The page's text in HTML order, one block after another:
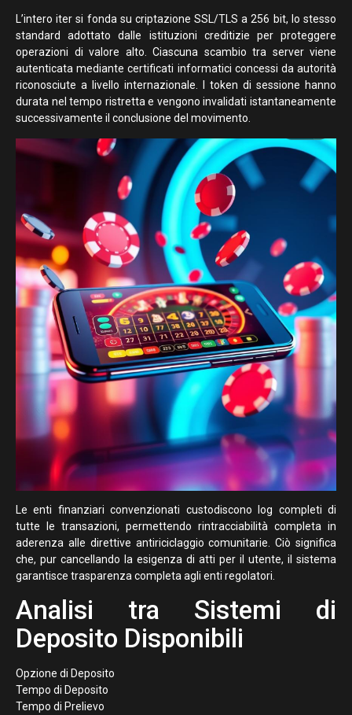
L’intero iter si fonda su criptazione SSL/TLS a 256 bit, lo stesso
standard adottato dalle istituzioni creditizie per proteggere
operazioni di valore alto. Ciascuna scambio tra server viene
autenticata mediante certificati informatici concessi da autorità
riconosciute a livello internazionale. I token di sessione hanno
durata nel tempo ristretta e vengono invalidati istantaneamente
successivamente il conclusione del movimento.
Le enti finanziari convenzionati custodiscono log completi di
tutte le transazioni, permettendo rintracciabilità completa in
aderenza alle direttive antiriciclaggio comunitarie. Ciò significa
che, pur cancellando la esigenza di atti per il utente, il sistema
garantisce trasparenza completa agli enti regolatori.
Analisi tra Sistemi di
Deposito Disponibili
Opzione di Deposito
Tempo di Deposito
Tempo di Prelievo